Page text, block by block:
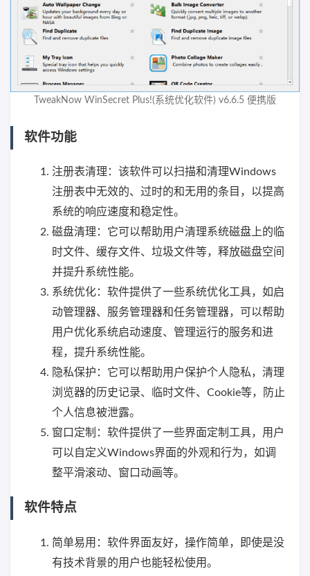
TweakNow WinSecret Plus!(系统优化软件) v6.6.5 便携版
软件功能
注册表清理：该软件可以扫描和清理Windows
注册表中无效的、过时的和无用的条目，以提高
系统的响应速度和稳定性。
磁盘清理：它可以帮助用户清理系统磁盘上的临
时文件、缓存文件、垃圾文件等，释放磁盘空间
并提升系统性能。
系统优化：软件提供了一些系统优化工具，如启
动管理器、服务管理器和任务管理器，可以帮助
用户优化系统启动速度、管理运行的服务和进
程，提升系统性能。
隐私保护：它可以帮助用户保护个人隐私，清理
浏览器的历史记录、临时文件、Cookie等，防止
个人信息被泄露。
窗口定制：软件提供了一些界面定制工具，用户
可以自定义Windows界面的外观和行为，如调
整平滑滚动、窗口动画等。
软件特点
简单易用：软件界面友好，操作简单，即使是没
有技术背景的用户也能轻松使用。